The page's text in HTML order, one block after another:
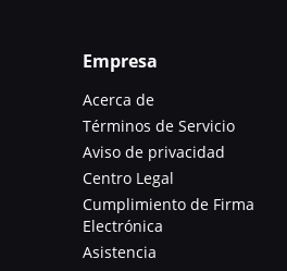
Empresa
Acerca de
Términos de Servicio
Aviso de privacidad
Centro Legal
Cumplimiento de Firma
Electrónica
Asistencia